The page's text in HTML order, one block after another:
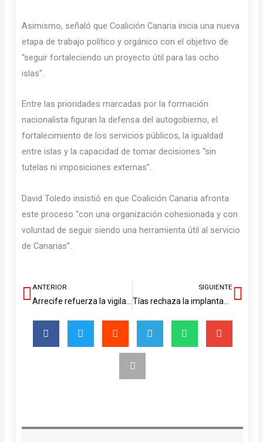
Asimismo, señaló que Coalición Canaria inicia una nueva
etapa de trabajo político y orgánico con el objetivo de
“seguir fortaleciendo un proyecto útil para las ocho
islas”.
Entre las prioridades marcadas por la formación
nacionalista figuran la defensa del autogobierno, el
fortalecimiento de los servicios públicos, la igualdad
entre islas y la capacidad de tomar decisiones “sin
tutelas ni imposiciones externas”.
David Toledo insistió en que Coalición Canaria afronta
este proceso “con una organización cohesionada y con
voluntad de seguir siendo una herramienta útil al servicio
de Canarias”.
Ant
ANTERIOR SIGUIENTE